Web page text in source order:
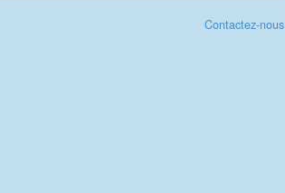
Contactez-nous